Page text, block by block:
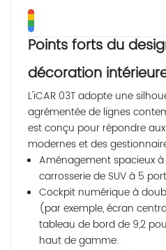
Points forts du
décoration
L'iCAR 03T adopte une
agrémentée de lignes
est conçu pour répondre
modernes et des
Aménagement spacieux
carrosserie de SUV à 5
Cockpit numérique à
(par exemple, écran
tableau de bord de 9,2
haut de gamme.